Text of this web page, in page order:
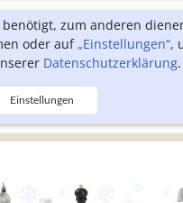
zum anderen
oder auf„Einstellungen“,
Datenschutzerklärung.
Einstellungen